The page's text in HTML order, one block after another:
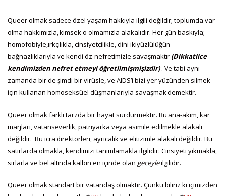
Queer olmak sadece özel yaşam hakkıyla ilgili değildir; toplumda var
olma hakkımızla, kimsek o olmamızla alakalıdır. Her gün baskıyla;
homofobiyle,ırkçılıkla, cinsiyetçilikle, dini ikiyüzlülüğün
bağnazlıklarıyla ve kendi öz-nefretimizle savaşmaktır (Dikkatlice
kendimizden nefret etmeyi öğretilmişmişizdir). Ve tabi aynı
zamanda bir de şimdi bir virüsle, ve AIDS’i bizi yer yüzünden silmek
için kullanan homoseksüel düşmanlarıyla savaşmak demektir.
Queer olmak farklı tarzda bir hayat sürdürmektir. Bu ana-akım, kar
marjları, vatanseverlik, patriyarka veya asimile edilmekle alakalı
değildir. Bu icra direktörleri, ayrıcalık ve elitizimle alakalı değildir. Bu
satırlarda olmakla, kendimizi tanımlamakla ilgilidir: Cinsiyeti yıkmakla,
sırlarla ve bel altında kalbin en içinde olan geceyleilgilidir.
Queer olmak standart bir vatandaş olmaktır. Çünkü biliriz ki içimizden